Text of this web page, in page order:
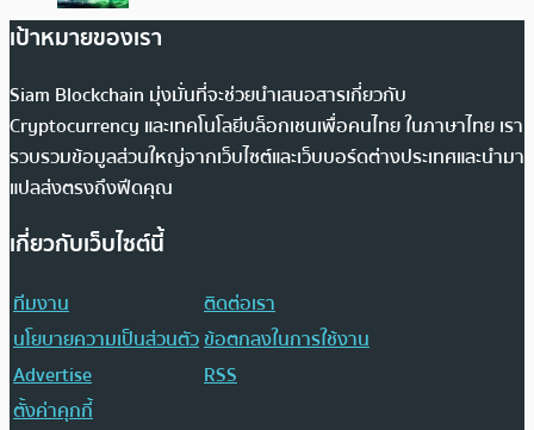
เป้าหมายของเรา
Siam Blockchain มุ่งมั่นที่จะช่วยนำเสนอสารเกี่ยวกับ
Cryptocurrency และเทคโนโลยีบล็อกเชนเพื่อคนไทย ในภาษาไทย เรา
รวบรวมข้อมูลส่วนใหญ่จากเว็บไซต์และเว็บบอร์ดต่างประเทศและนำมา
แปลส่งตรงถึงฟีดคุณ
เกี่ยวกับเว็บไซต์นี้
ทีมงาน
ติดต่อเรา
นโยบายความเป็นส่วนตัวข้อตกลงในการใช้งาน
Advertise
RSS
ตั้งค่าคุกกี้